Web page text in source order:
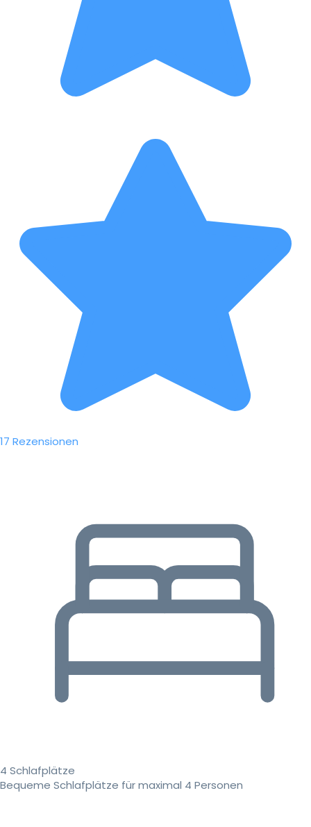
17 Rezensionen
4 Schlafplätze
Bequeme Schlafplätze für maximal 4 Personen